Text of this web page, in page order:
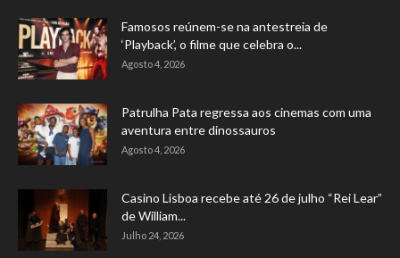
Famosos reúnem-se na antestreia de
‘Playback’, o filme que celebra o...
Agosto 4, 2026
Patrulha Pata regressa aos cinemas com uma
aventura entre dinossauros
Agosto 4, 2026
Casino Lisboa recebe até 26 de julho “Rei Lear”
de William...
Julho 24, 2026